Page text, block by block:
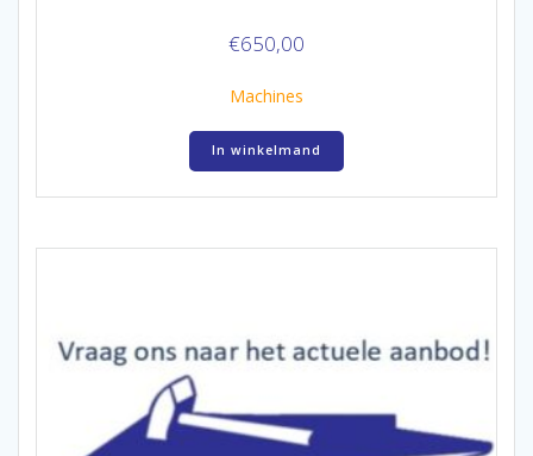
€650,00
Machines
In winkelmand